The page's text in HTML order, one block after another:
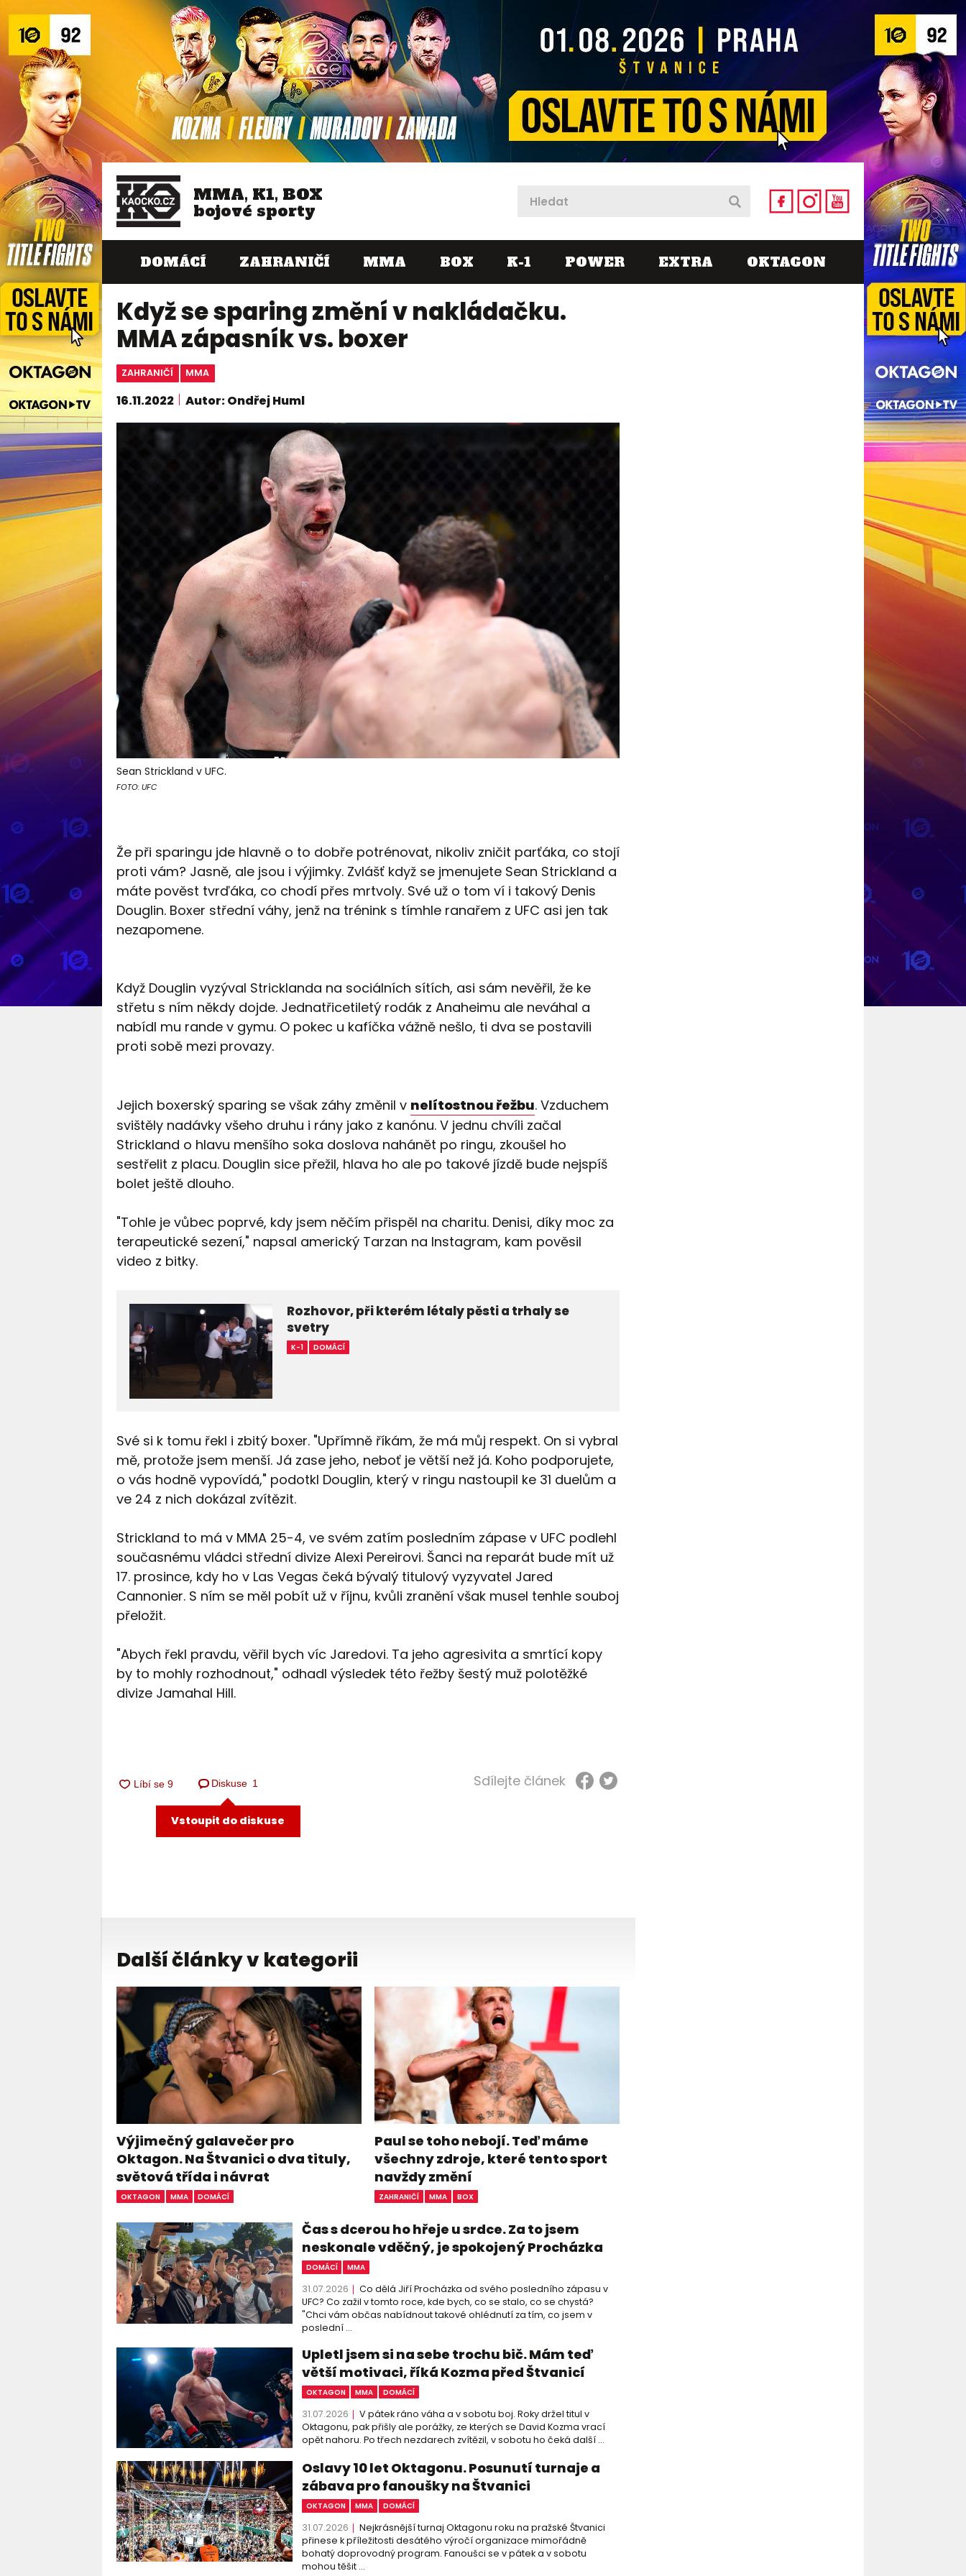
MMA, K1, BOX
bojové sporty
DOMÁCÍ ZAHRANIČÍ MMA BOX K-1 POWER EXTRA OKTAGON
Když se sparing změní v nakládačku.
MMA zápasník vs. boxer
ZAHRANIČÍ MMA
16.11.2022 Autor: Ondřej Huml
Sean Strickland v UFC.
FOTO: UFC
Že při sparingu jde hlavně o to dobře potrénovat, nikoliv zničit parťáka, co stojí
proti vám? Jasně, ale jsou i výjimky. Zvlášť když se jmenujete Sean Strickland a
máte pověst tvrďáka, co chodí přes mrtvoly. Své už o tom ví i takový Denis
Douglin. Boxer střední váhy, jenž na trénink s tímhle ranařem z UFC asi jen tak
nezapomene.
Když Douglin vyzýval Stricklanda na sociálních sítích, asi sám nevěřil, že ke
střetu s ním někdy dojde. Jednatřicetiletý rodák z Anaheimu ale neváhal a
nabídl mu rande v gymu. O pokec u kafíčka vážně nešlo, ti dva se postavili
proti sobě mezi provazy.
Jejich boxerský sparing se však záhy změnil v nelítostnou řežbu. Vzduchem
svištěly nadávky všeho druhu i rány jako z kanónu. V jednu chvíli začal
Strickland o hlavu menšího soka doslova nahánět po ringu, zkoušel ho
sestřelit z placu. Douglin sice přežil, hlava ho ale po takové jízdě bude nejspíš
bolet ještě dlouho.
"Tohle je vůbec poprvé, kdy jsem něčím přispěl na charitu. Denisi, díky moc za
terapeutické sezení," napsal americký Tarzan na Instagram, kam pověsil
video z bitky.
Rozhovor, při kterém létaly pěsti a trhaly se
svetry
K-1 DOMÁCÍ
Své si k tomu řekl i zbitý boxer. "Upřímně říkám, že má můj respekt. On si vybral
mě, protože jsem menší. Já zase jeho, neboť je větší než já. Koho podporujete,
o vás hodně vypovídá," podotkl Douglin, který v ringu nastoupil ke 31 duelům a
ve 24 z nich dokázal zvítězit.
Strickland to má v MMA 25-4, ve svém zatím posledním zápase v UFC podlehl
současnému vládci střední divize Alexi Pereirovi. Šanci na reparát bude mít už
17. prosince, kdy ho v Las Vegas čeká bývalý titulový vyzyvatel Jared
Cannonier. S ním se měl pobít už v říjnu, kvůli zranění však musel tenhle souboj
přeložit.
"Abych řekl pravdu, věřil bych víc Jaredovi. Ta jeho agresivita a smrtící kopy
by to mohly rozhodnout," odhadl výsledek této řežby šestý muž polotěžké
divize Jamahal Hill.
Diskuse 1
Vstoupit do diskuse
Sdílejte článek
Další články v kategorii
Výjimečný galavečer pro
Oktagon. Na Štvanici o dva tituly,
světová třída i návrat
OKTAGON MMA DOMÁCÍ
Paul se toho nebojí. Teď máme
všechny zdroje, které tento sport
navždy změní
ZAHRANIČÍ MMA BOX
Čas s dcerou ho hřeje u srdce. Za to jsem
neskonale vděčný, je spokojený Procházka
DOMÁCÍ MMA
31.07.2026
Co dělá Jiří Procházka od svého posledního zápasu v
UFC? Co zažil v tomto roce, kde bych, co se stalo, co se chystá?
"Chci vám občas nabídnout takové ohlédnutí za tím, co jsem v
poslední ...
Upletl jsem si na sebe trochu bič. Mám teď
větší motivaci, říká Kozma před Štvanicí
OKTAGON MMA DOMÁCÍ
31.07.2026
V pátek ráno váha a v sobotu boj. Roky držel titul v
Oktagonu, pak přišly ale porážky, ze kterých se David Kozma vrací
opět nahoru. Po třech nezdarech zvítězil, v sobotu ho čeká další ...
Oslavy 10 let Oktagonu. Posunutí turnaje a
zábava pro fanoušky na Štvanici
OKTAGON MMA DOMÁCÍ
31.07.2026
Nejkrásnější turnaj Oktagonu roku na pražské Štvanici
přinese k příležitosti desátého výročí organizace mimořádně
bohatý doprovodný program. Fanoušci se v pátek a v sobotu
mohou těšit ...